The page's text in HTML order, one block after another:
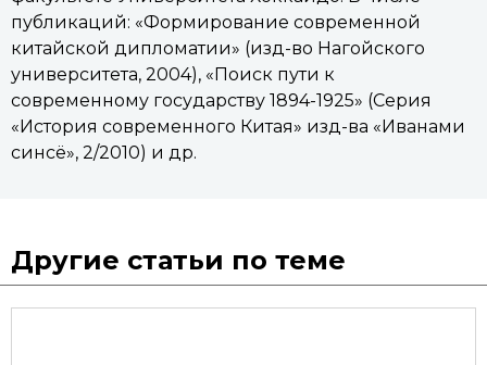
публикаций: «Формирование современной
китайской дипломатии» (изд-во Нагойского
университета, 2004), «Поиск пути к
современному государству 1894-1925» (Серия
«История современного Китая» изд-ва «Иванами
синсё», 2/2010) и др.
Другие статьи по теме